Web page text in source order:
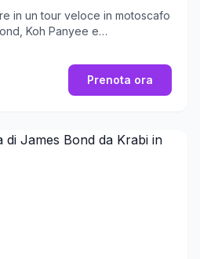
in un tour veloce in motoscafo
Koh Panyee e
Prenota ora